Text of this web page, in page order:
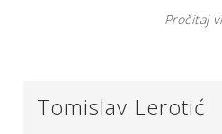
Pročitaj
Tomislav Lerotić